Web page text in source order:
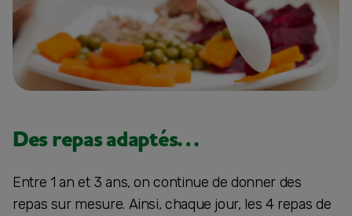
Des repas adaptés…
Entre 1 an et 3 ans, on continue de donner des
repas sur mesure. Ainsi, chaque jour, les 4 repas de